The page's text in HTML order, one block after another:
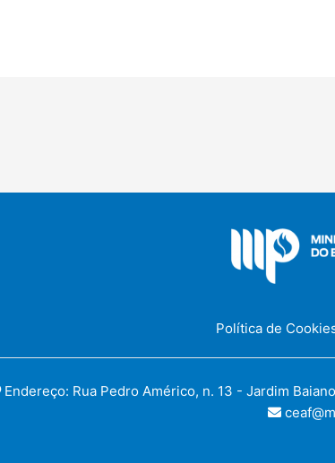
Política de
Endereço: Rua Pedro Américo, n. 13 - Jardim